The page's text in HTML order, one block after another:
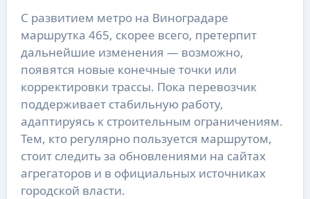
С развитием метро на Виноградаре
маршрутка 465, скорее всего, претерпит
дальнейшие изменения — возможно,
появятся новые конечные точки или
корректировки трассы. Пока перевозчик
поддерживает стабильную работу,
адаптируясь к строительным ограничениям.
Тем, кто регулярно пользуется маршрутом,
стоит следить за обновлениями на сайтах
агрегаторов и в официальных источниках
городской власти.